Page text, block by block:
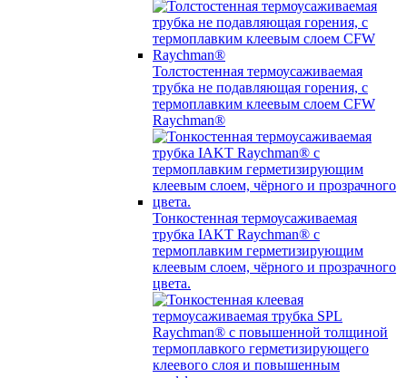
Толстостенная термоусаживаемая
трубка не подавляющая горения, с
термоплавким клеевым слоем CFW
Raychman®
Тонкостенная термоусаживаемая
трубка IAKT Raychman® с
термоплавким герметизирующим
клеевым слоем, чёрного и прозрачного
цвета.